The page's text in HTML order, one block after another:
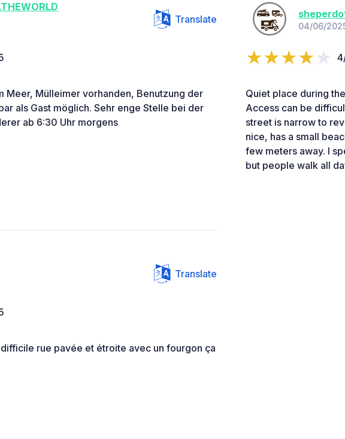
Translate
Meer, Mülleimer vorhanden, Benutzung der
als Gast möglich. Sehr enge Stelle bei der
ab 6:30 Uhr morgens
04/06/
Quiet place during
Access can be
street is narrow to
nice, has a small
few meters away. I
but people walk all
Translate
rue pavée et étroite avec un fourgon ça